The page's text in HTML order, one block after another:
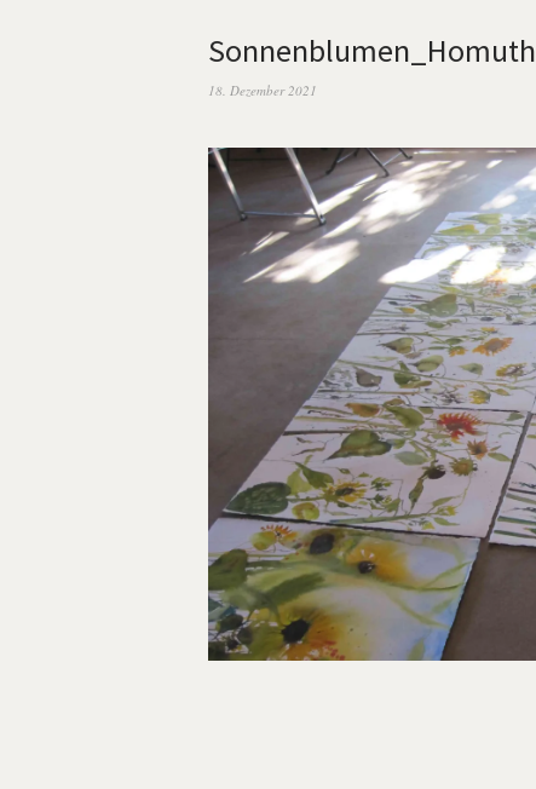
Sonnenblumen_Homuth
18. Dezember 2021